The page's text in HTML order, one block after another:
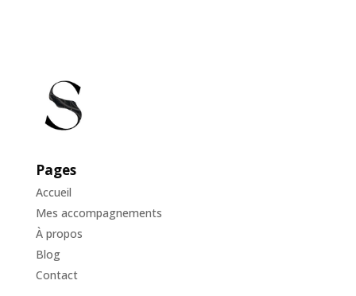
Pages
Accueil
Mes accompagnements
À propos
Blog
Contact